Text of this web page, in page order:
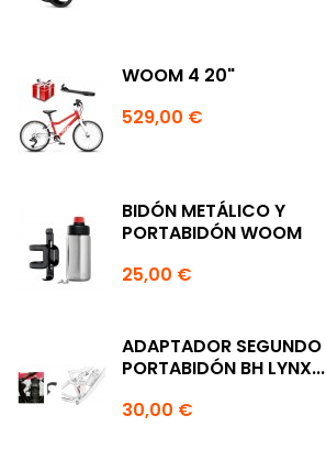
WOOM 4 20"
529,00 €
BIDÓN METÁLICO Y
PORTABIDÓN WOOM
25,00 €
ADAPTADOR SEGUNDO
PORTABIDÓN BH LYNX...
30,00 €